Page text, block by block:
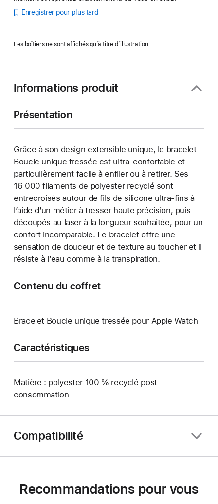
Enregistrer pour plus tard
Les boîtiers ne sont affichés qu’à titre d’illustration.
Informations produit
Présentation
Grâce à son design extensible unique, le bracelet
Boucle unique tressée est ultra-confortable et
particulièrement facile à enfiler ou à retirer. Ses
16 000 filaments de polyester recyclé sont
entrecroisés autour de fils de silicone ultra-fins à
l’aide d’un métier à tresser haute précision, puis
découpés au laser à la longueur souhaitée, pour un
confort incomparable. Le bracelet offre une
sensation de douceur et de texture au toucher et il
résiste à l’eau comme à la transpiration.
Contenu du coffret
Bracelet Boucle unique tressée pour Apple Watch
Caractéristiques
Matière : polyester 100 % recyclé post-
consommation
Compatibilité
Recommandations pour vous